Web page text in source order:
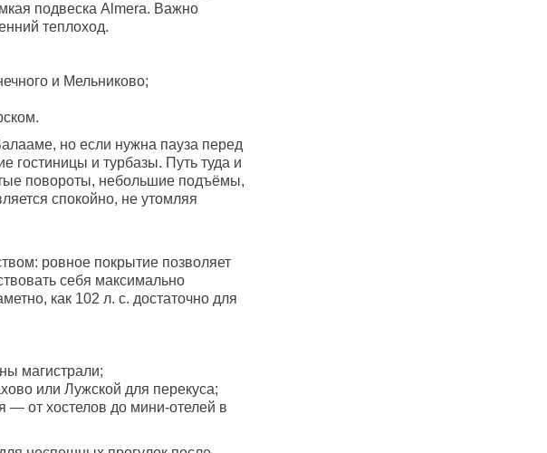
подвеска Almera. Важно
теплоход.
и Мельниково;
но если нужна пауза перед
гостиницы и турбазы. Путь туда и
повороты, небольшие подъёмы,
спокойно, не утомляя
ровное покрытие позволяет
себя максимально
как 102 л. с. достаточно для
магистрали;
или Лужской для перекуса;
— от хостелов до мини-отелей в